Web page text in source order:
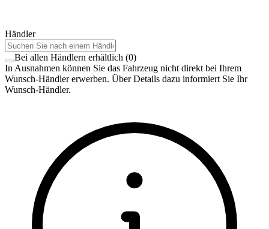
Händler
Bei allen Händlern erhältlich (0)
In Ausnahmen können Sie das Fahrzeug nicht direkt bei Ihrem
Wunsch-Händler erwerben. Über Details dazu informiert Sie Ihr
Wunsch-Händler.